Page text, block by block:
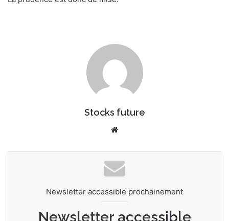
Stocks future
Newsletter accessible prochainement
Newsletter accessible